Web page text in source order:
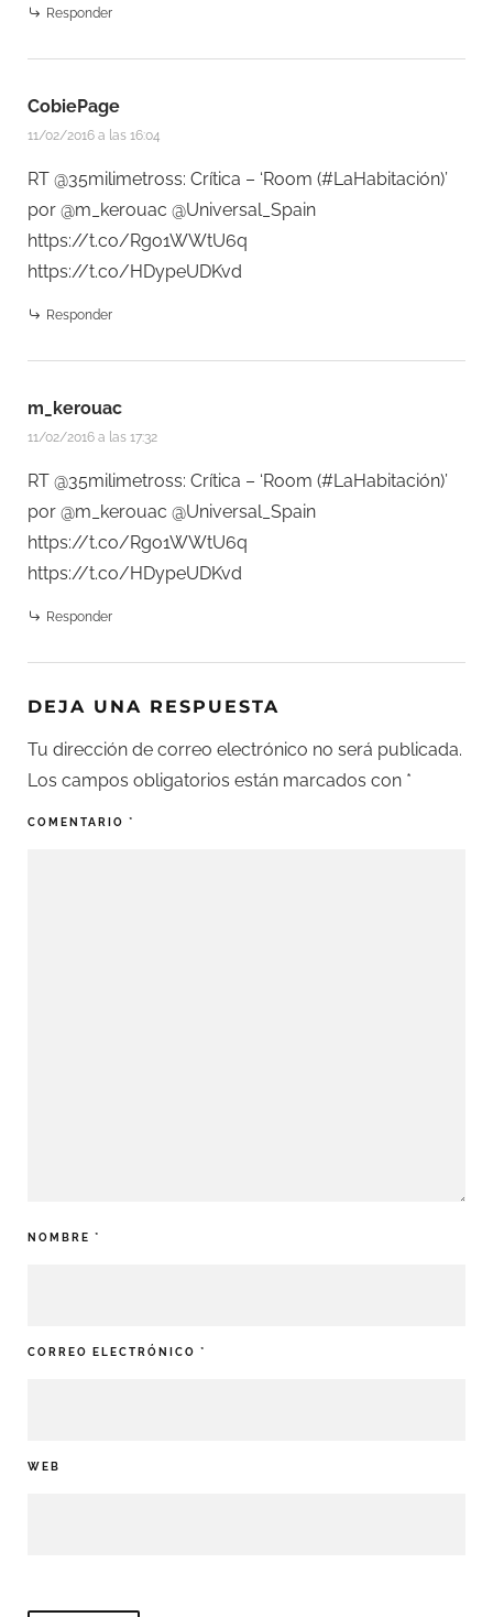
Responder
CobiePage
11/02/2016 a las 16:04
RT @35milimetross: Crítica – ‘Room (#LaHabitación)’
por @m_kerouac @Universal_Spain
https://t.co/Rgo1WWtU6q
https://t.co/HDypeUDKvd
Responder
m_kerouac
11/02/2016 a las 17:32
RT @35milimetross: Crítica – ‘Room (#LaHabitación)’
por @m_kerouac @Universal_Spain
https://t.co/Rgo1WWtU6q
https://t.co/HDypeUDKvd
Responder
DEJA UNA RESPUESTA
Tu dirección de correo electrónico no será publicada.
Los campos obligatorios están marcados con *
COMENTARIO *
NOMBRE *
CORREO ELECTRÓNICO *
WEB